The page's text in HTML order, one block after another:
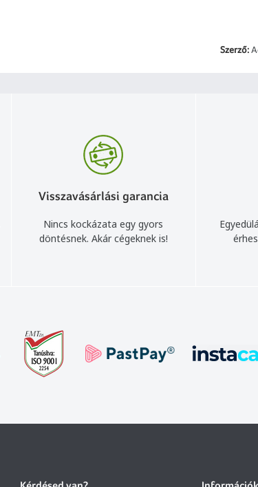
Szerző:
Visszavásárlási garancia
Nincs kockázata egy gyors
döntésnek. Akár cégeknek is!